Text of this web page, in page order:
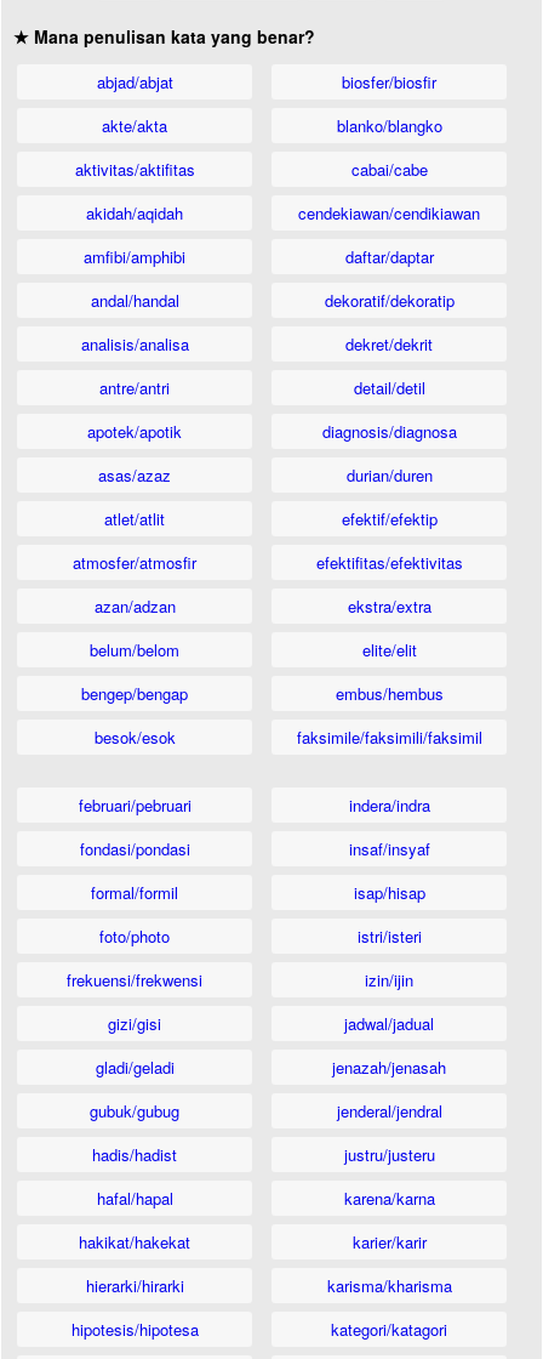
★ Mana penulisan kata yang benar?
abjad/abjat
akte/akta
aktivitas/aktifitas
akidah/aqidah
amfibi/amphibi
andal/handal
analisis/analisa
antre/antri
apotek/apotik
asas/azaz
atlet/atlit
atmosfer/atmosfir
azan/adzan
belum/belom
bengep/bengap
besok/esok
biosfer/biosfir
blanko/blangko
cabai/cabe
cendekiawan/cendikiawan
daftar/daptar
dekoratif/dekoratip
dekret/dekrit
detail/detil
diagnosis/diagnosa
durian/duren
efektif/efektip
efektifitas/efektivitas
ekstra/extra
elite/elit
embus/hembus
faksimile/faksimili/faksimil
februari/pebruari
fondasi/pondasi
formal/formil
foto/photo
frekuensi/frekwensi
gizi/gisi
gladi/geladi
gubuk/gubug
hadis/hadist
hafal/hapal
hakikat/hakekat
hierarki/hirarki
hipotesis/hipotesa
indera/indra
insaf/insyaf
isap/hisap
istri/isteri
izin/ijin
jadwal/jadual
jenazah/jenasah
jenderal/jendral
justru/justeru
karena/karna
karier/karir
karisma/kharisma
kategori/katagori